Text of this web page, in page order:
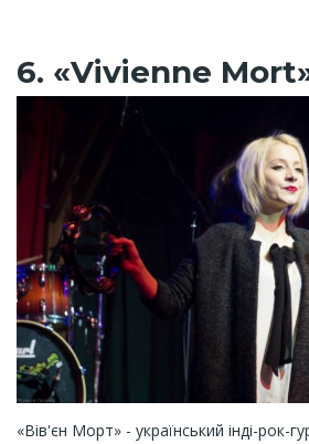
6. «Vivienne
«Вів'єн Морт» - український інді-рок-